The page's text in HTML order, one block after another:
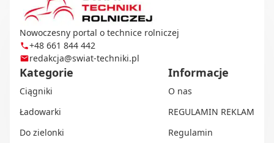
Nowoczesny portal o technice rolniczej
+48 661 844 442
redakcja@swiat-techniki.pl
Kategorie
Ciągniki
Ładowarki
Do zielonki
Informacje
O nas
REGULAMIN REKLAM
Regulamin